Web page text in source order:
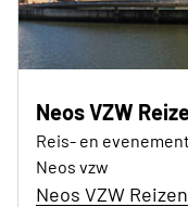
Neos VZW
Reis- en
Neos vzw
Neos VZW